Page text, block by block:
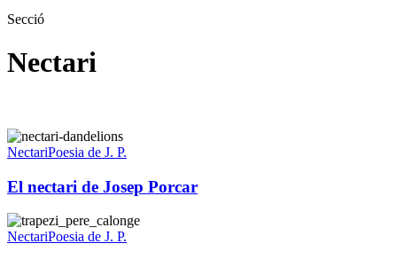
Secció
Nectari
El
nectari
Josep
Porcar
NectariPoesia de J. P.
El nectari de Josep Porcar
Només
cal
NectariPoesia de J. P.